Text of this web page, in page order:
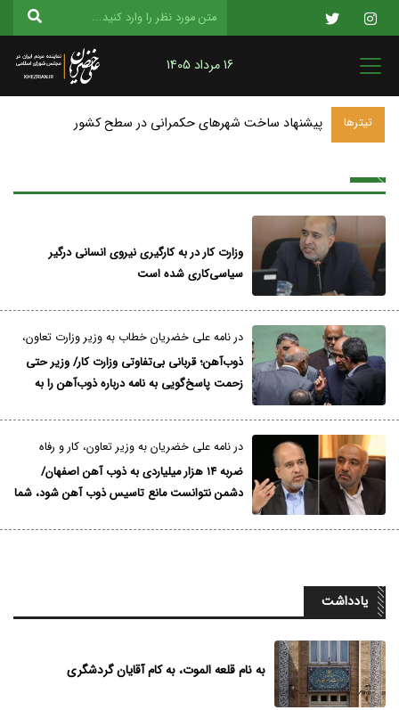
16 مرداد 1405
تیترها پیشنهاد ساخت شهرهای حکمرانی در سطح کشور
وزارت کار در به کارگیری نیروی انسانی درگیر
سیاسی‌کاری شده است
در نامه علی خضریان خطاب به وزیر وزارت تعاون،
کار و رفاه اجتماعی مطرح شد؛
ذوب‌آهن؛ قربانی بی‌تفاوتی وزارت کار/ وزیر حتی
زحمت پاسخ‌گویی به نامه درباره ذوب‌آهن را به
در نامه علی خضریان به وزیر تعاون، کار و رفاه
اجتماعی مطرح شد؛
ضربه ۱۴ هزار میلیاردی به ذوب آهن اصفهان/
دشمن نتوانست مانع تاسیس ذوب آهن شود، شما
یادداشت
به نام قلعه الموت، به کام آقایان گردشگری